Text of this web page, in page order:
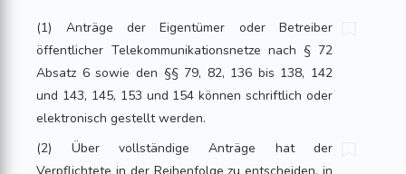
(1) Anträge der Eigentümer oder Betreiber
öffentlicher Telekommunikationsnetze nach § 72
Absatz 6 sowie den §§ 79, 82, 136 bis 138, 142
und 143, 145, 153 und 154 können schriftlich oder
elektronisch gestellt werden.
(2) Über vollständige Anträge hat der